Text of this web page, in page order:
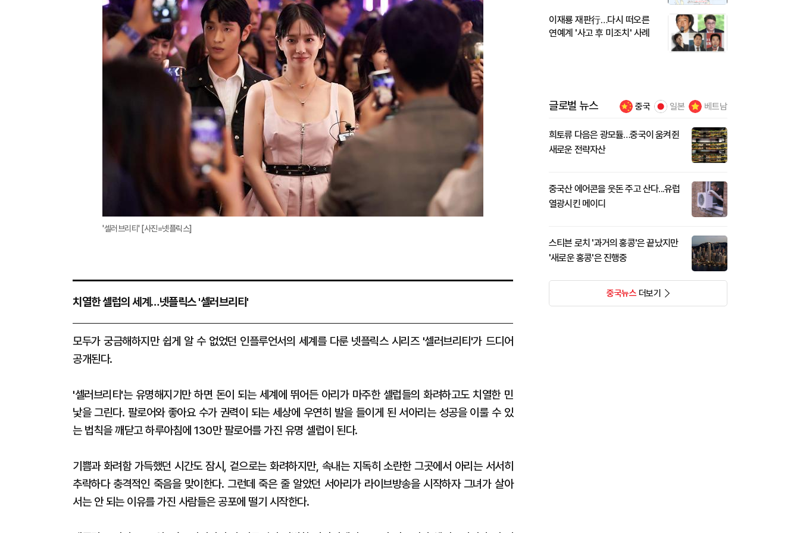
지
확
대
'셀러브리티' [사진=넷플릭스]
치열한 셀럽의 세계…넷플릭스 '셀러브리티'
모두가 궁금해하지만 쉽게 알 수 없었던 인플루언서의 세계를 다룬 넷플릭스 시리즈 '셀러브리티'가 드디어
공개된다.
'셀러브리티'는 유명해지기만 하면 돈이 되는 세계에 뛰어든 아리가 마주한 셀럽들의 화려하고도 치열한 민
낯을 그린다. 팔로어와 좋아요 수가 권력이 되는 세상에 우연히 발을 들이게 된 서아리는 성공을 이룰 수 있
는 법칙을 깨닫고 하루아침에 130만 팔로어를 가진 유명 셀럽이 된다.
기쁨과 화려함 가득했던 시간도 잠시, 겉으로는 화려하지만, 속내는 지독히 소란한 그곳에서 아리는 서서히
추락하다 충격적인 죽음을 맞이한다. 그런데 죽은 줄 알았던 서아리가 라이브방송을 시작하자 그녀가 살아
서는 안 되는 이유를 가진 사람들은 공포에 떨기 시작한다.
이재룡 재판行…다시 떠오른
연예계 '사고 후 미조치' 사례
글로벌 뉴스 중국 일본 베트남
희토류 다음은 광모듈…중국이 움켜쥔
새로운 전략자산
중국산 에어콘을 웃돈 주고 산다...유럽
열광시킨 메이디
스티븐 로치 '과거의 홍콩'은 끝났지만
'새로운 홍콩'은 진행중
중국뉴스더보기